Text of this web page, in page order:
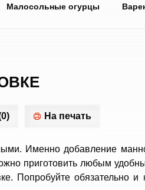
Малосольные огурцы
На печать
Именно добавление
приготовить любым
Попробуйте обязательно и